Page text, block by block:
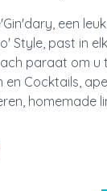
een
Style, past in
paraat om u
en Cocktails,
homemade